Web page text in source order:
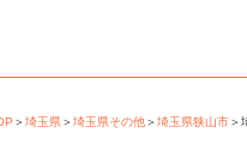
＞埼玉県＞埼玉県その他＞埼玉県狭山市